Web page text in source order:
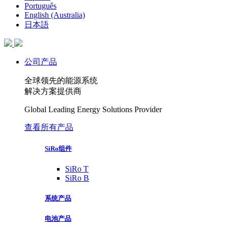
Português
English (Australia)
日本語
公司产品
全球领先的能源系统
解决方案提供商
Global Leading Energy Solutions Provider
查看所有产品
SiRo组件
SiRo T
SiRo B
系统产品
电池产品